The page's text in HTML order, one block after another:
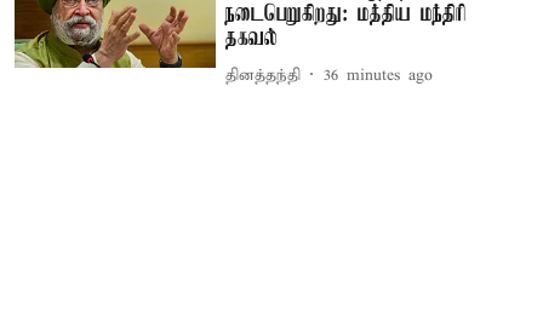
நடைபெறுகிறது: மத்திய மந்திரி
தகவல்
தினத்தந்தி 36 minutes ago